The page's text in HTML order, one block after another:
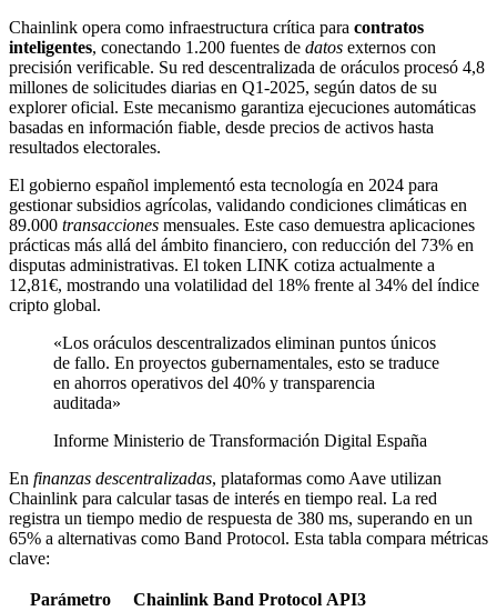
Chainlink opera como infraestructura crítica para contratos
inteligentes, conectando 1.200 fuentes de datos externos con
precisión verificable. Su red descentralizada de oráculos procesó 4,8
millones de solicitudes diarias en Q1-2025, según datos de su
explorer oficial. Este mecanismo garantiza ejecuciones automáticas
basadas en información fiable, desde precios de activos hasta
resultados electorales.
El gobierno español implementó esta tecnología en 2024 para
gestionar subsidios agrícolas, validando condiciones climáticas en
89.000 transacciones mensuales. Este caso demuestra aplicaciones
prácticas más allá del ámbito financiero, con reducción del 73% en
disputas administrativas. El token LINK cotiza actualmente a
12,81€, mostrando una volatilidad del 18% frente al 34% del índice
cripto global.
«Los oráculos descentralizados eliminan puntos únicos
de fallo. En proyectos gubernamentales, esto se traduce
en ahorros operativos del 40% y transparencia
auditada»
Informe Ministerio de Transformación Digital España
En finanzas descentralizadas, plataformas como Aave utilizan
Chainlink para calcular tasas de interés en tiempo real. La red
registra un tiempo medio de respuesta de 380 ms, superando en un
65% a alternativas como Band Protocol. Esta tabla compara métricas
clave:
Parámetro Chainlink Band Protocol API3